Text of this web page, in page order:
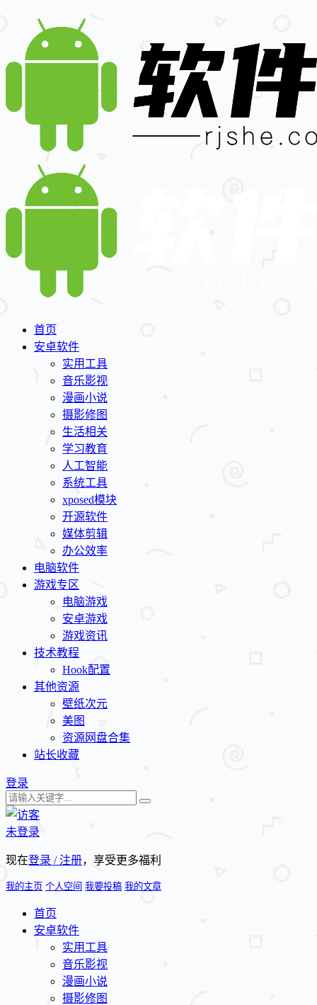
首页
安卓软件
实用工具
音乐影视
漫画小说
摄影修图
生活相关
学习教育
人工智能
系统工具
xposed模块
开源软件
媒体剪辑
办公效率
电脑软件
游戏专区
电脑游戏
安卓游戏
游戏资讯
技术教程
Hook配置
其他资源
壁纸次元
美图
资源网盘合集
站长收藏
登录
未登录
现在登录 / 注册，享受更多福利
我的主页 个人空间 我要投稿 我的文章
首页
安卓软件
实用工具
音乐影视
漫画小说
摄影修图